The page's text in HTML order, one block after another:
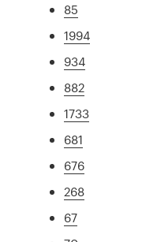
85
1994
934
882
1733
681
676
268
67